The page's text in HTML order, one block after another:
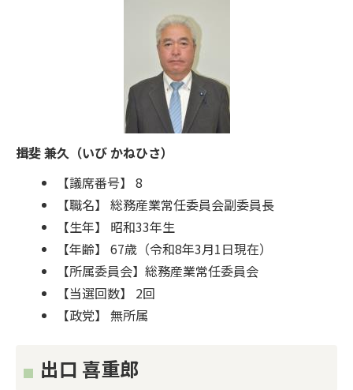
揖斐 兼久（いび かねひさ）
【議席番号】 8
【職名】 総務産業常任委員会副委員長
【生年】 昭和33年生
【年齢】 67歳（令和8年3月1日現在）
【所属委員会】総務産業常任委員会
【当選回数】 2回
【政党】 無所属
出口 喜重郎